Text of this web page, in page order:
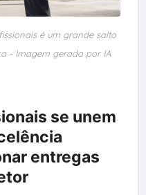
é um grande salto
- Imagem gerada por IA
se unem
entregas